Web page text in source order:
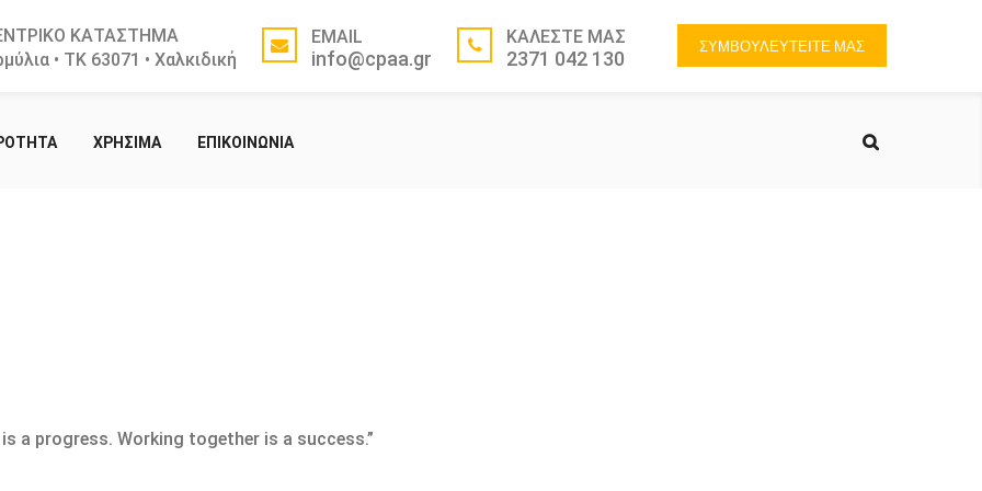
ΣΥΜΒΟΥΛΕΥΤΕΙΤΕ ΜΑΣ
ΚΑΤΑΣΤΗΜΑ
• ΤΚ 63071 • Χαλκιδική
EMAIL
info@cpaa.gr
ΚΑΛΕΣΤΕ ΜΑΣ
2371 042 130
ΧΡΗΣΙΜΑ ΕΠΙΚΟΙΝΩΝΙΑ
a progress. Working together is a success.”